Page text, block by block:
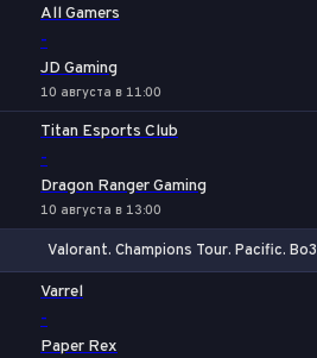
All Gamers
-
JD Gaming
10 августа в 11:00
Titan Esports Club
-
Dragon Ranger Gaming
10 августа в 13:00
Valorant. Champions Tour. Pacific. Bo3
Varrel
-
Paper Rex